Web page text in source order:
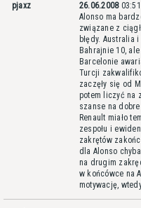
pjaxz 26.06.2008 03:51
Alonso ma
związane z
błędy. Australia
Bahrajnie 10,
Barcelonie
Turcji
zaczęły się od
potem liczyć na
szanse na
Renault miało
zespołu i
zakrętów
dla Alonso
na drugim
w końcówce na
motywację,